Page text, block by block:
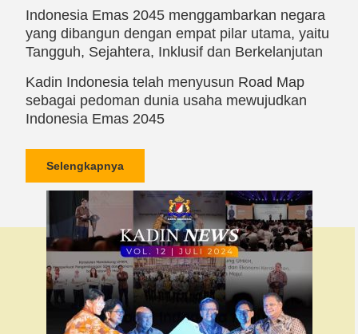
Indonesia Emas 2045 menggambarkan negara
yang dibangun dengan empat pilar utama, yaitu
Tangguh, Sejahtera, Inklusif dan Berkelanjutan
Kadin Indonesia telah menyusun Road Map
sebagai pedoman dunia usaha mewujudkan
Indonesia Emas 2045
Selengkapnya